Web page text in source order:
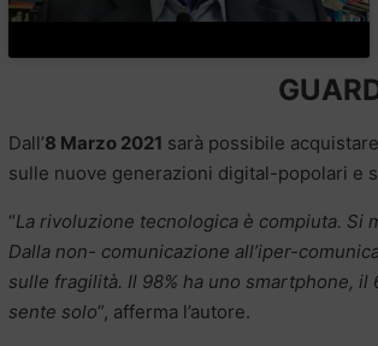
Dall’8 Marzo 2021 sarà possibile
sulle nuove generazioni digital-popolari e
“La rivoluzione tecnologica è compiuta. Si
Dalla non- comunicazione all’iper-
sulle fragilità. Il 98% ha uno smartphone, il
sente solo”, afferma l’autore.